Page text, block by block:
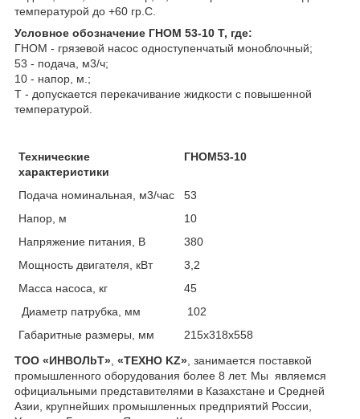
температурой до +60 гр.С.
Условное обозначение ГНОМ 53-10 Т, где:
ГНОМ - грязевой насос одноступенчатый моноблочный;
53 - подача, м3/ч;
10 - напор, м.;
Т - допускается перекачивание жидкости с повышенной
температурой.
Технические
характеристики
ГНОМ53-10
Подача номинальная, м3/час
53
Напор, м
10
Напряжение питания, В
380
Мощность двигателя, кВт
3,2
Масса насоса, кг
45
Диаметр патрубка, мм
102
Габаритные размеры, мм
215х318х558
ТОО «ИНBOЛbT» «ТЕХНО KZ» , занимается поставкой
промышленного оборудования более 8 лет. Мы являемся
официальными представителями в Казахстане и Средней
Азии, крупнейших промышленных предприятий России,